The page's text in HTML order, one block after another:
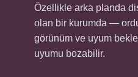
Özellikle arka planda
olan bir kurumda —
görünüm ve uyum
uyumu bozabilir.